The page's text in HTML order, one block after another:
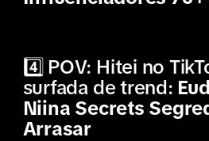
4️⃣ POV: Hitei no
surfada de trend:
Niina Secrets
Arrasar